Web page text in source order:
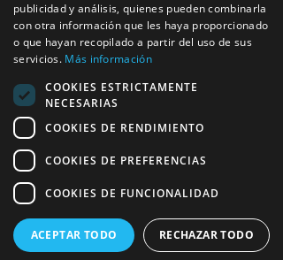
Ajustables
Material Disponible:
- Stretch: Tejido elástico de alta
publicidad y análisis, quienes pueden combinarla
con otra información que les haya proporcionado
o que hayan recopilado a partir del uso de sus
servicios. Más información
COOKIES ESTRICTAMENTE
NECESARIAS
COOKIES DE RENDIMIENTO
COOKIES DE PREFERENCIAS
COOKIES DE FUNCIONALIDAD
ACEPTAR TODO RECHAZAR TODO